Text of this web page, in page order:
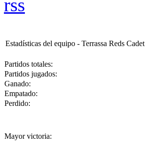
Estadísticas del equipo - Terrassa Reds Cadet
Partidos totales:
Partidos jugados:
Ganado:
Empatado:
Perdido:
Mayor victoria: